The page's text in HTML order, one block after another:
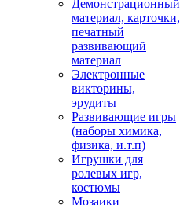
Демонстрационный
материал, карточки,
печатный
развивающий
материал
Электронные
викторины,
эрудиты
Развивающие игры
(наборы химика,
физика, и.т.п)
Игрушки для
ролевых игр,
костюмы
Мозаики